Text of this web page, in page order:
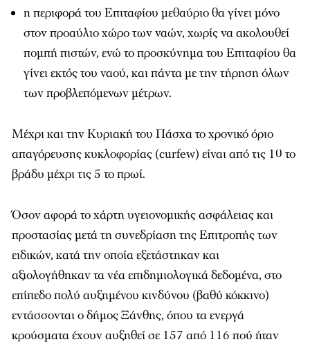
η περιφορά του Επιταφίου μεθαύριο θα γίνει μόνο
στον προαύλιο χώρο των ναών, χωρίς να ακολουθεί
πομπή πιστών, ενώ το προσκύνημα του Επιταφίου θα
γίνει εκτός του ναού, και πάντα με την τήρηση όλων
των προβλεπόμενων μέτρων.
Μέχρι και την Κυριακή του Πάσχα το χρονικό όριο
απαγόρευσης κυκλοφορίας (curfew) είναι από τις 10 το
βράδυ μέχρι τις 5 το πρωί.
Όσον αφορά το χάρτη υγειονομικής ασφάλειας και
προστασίας μετά τη συνεδρίαση της Επιτροπής των
ειδικών, κατά την οποία εξετάστηκαν και
αξιολογήθηκαν τα νέα επιδημιολογικά δεδομένα, στο
επίπεδο πολύ αυξημένου κινδύνου (βαθύ κόκκινο)
εντάσσονται ο δήμος Ξάνθης, όπου τα ενεργά
κρούσματα έχουν αυξηθεί σε 157 από 116 πού ήταν